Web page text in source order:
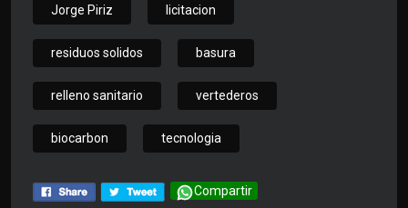
Jorge Piriz licitacion
residuos solidos basura
relleno sanitario vertederos
biocarbon tecnologia
Compartir